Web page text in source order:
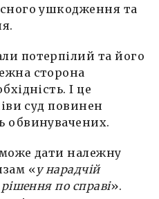
ушкодження та
потерпілий та його
сторона
І це
суд повинен
обвинувачених.
дати належну
«у нарадчій
по справі».